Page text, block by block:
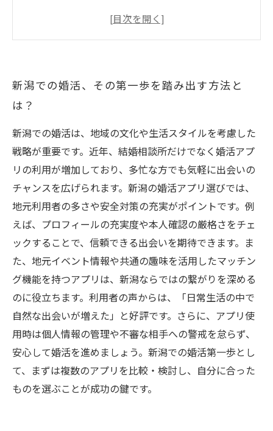
体験談
ではの注意点
忙しい現代人必見！婚活アプリで見つける新潟
の理想のパートナー
新潟の婚活を成功に導く秘訣まとめ：アプリ活
用術から安全対策まで
新潟での婚活、その第一歩を踏み出す方法と
は？
新潟での婚活は、地域の文化や生活スタイルを考慮した
戦略が重要です。近年、結婚相談所だけでなく婚活アプ
リの利用が増加しており、多忙な方でも気軽に出会いの
チャンスを広げられます。新潟の婚活アプリ選びでは、
地元利用者の多さや安全対策の充実がポイントです。例
えば、プロフィールの充実度や本人確認の厳格さをチェ
ックすることで、信頼できる出会いを期待できます。ま
た、地元イベント情報や共通の趣味を活用したマッチン
グ機能を持つアプリは、新潟ならではの繋がりを深める
のに役立ちます。利用者の声からは、「日常生活の中で
自然な出会いが増えた」と好評です。さらに、アプリ使
用時は個人情報の管理や不審な相手への警戒を怠らず、
安心して婚活を進めましょう。新潟での婚活第一歩とし
て、まずは複数のアプリを比較・検討し、自分に合った
ものを選ぶことが成功の鍵です。